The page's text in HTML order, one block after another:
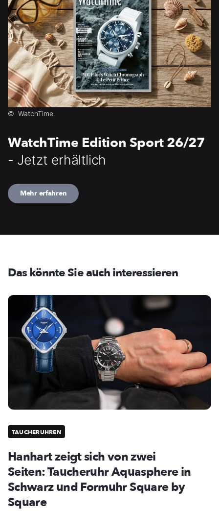
© WatchTime
WatchTime Edition Sport 26/27
- Jetzt erhältlich
Mehr erfahren
Das könnte Sie auch interessieren
TAUCHERUHREN
Hanhart zeigt sich von zwei
Seiten: Taucheruhr Aquasphere in
Schwarz und Formuhr Square by
Square